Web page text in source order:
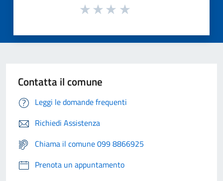
Contatta il comune
Leggi le domande frequenti
Richiedi Assistenza
Chiama il comune 099 8866925
Prenota un appuntamento